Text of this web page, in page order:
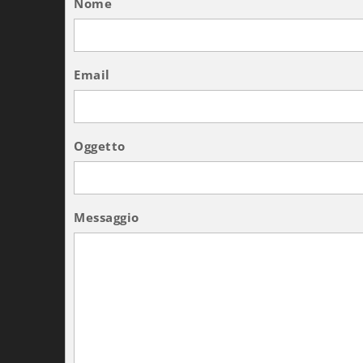
Nome
Email
Oggetto
Messaggio